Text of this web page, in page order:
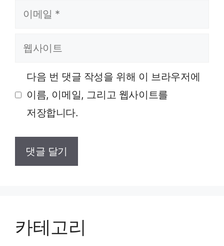
이메일
웹사이트
다음 번 댓글 작성을 위해 이 브라우저에
이름, 이메일, 그리고 웹사이트를
저장합니다.
카테고리